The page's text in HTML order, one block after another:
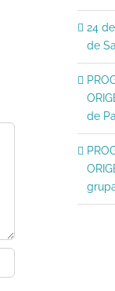
24
de
de